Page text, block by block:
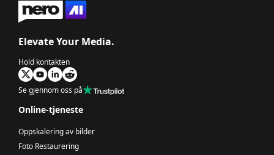
Elevate Your Media.
Hold kontakten
Se gjennom oss på
Online-tjeneste
Oppskalering av bilder
Foto Restaurering